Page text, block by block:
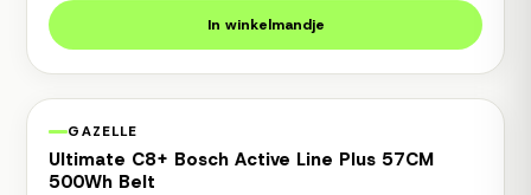
In winkelmandje
1 jaar garantie
GAZELLE
Ultimate C8+ Bosch Active Line Plus 57CM
500Wh Belt